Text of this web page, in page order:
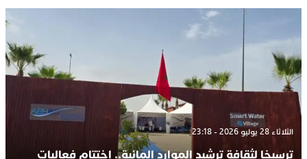
الثلاثاء 28 يوليو 2026 - 23:18
ترسيخا لثقافة ترشيد الموارد المائية.. اختتام فعاليات